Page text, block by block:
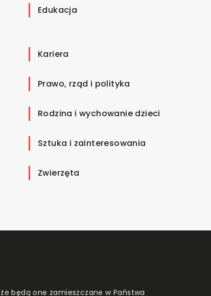
Edukacja
Kariera
Prawo, rząd i polityka
Rodzina i wychowanie dzieci
Sztuka i zainteresowania
Zwierzęta
będą one zamieszczane w Państwa